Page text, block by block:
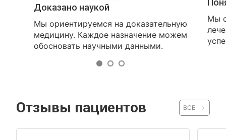
Доказано наукой
Мы ориентируемся на доказательную
медицину. Каждое назначение можем
обосновать научными данными.
Мы
Отзывы пациентов ВСЕ